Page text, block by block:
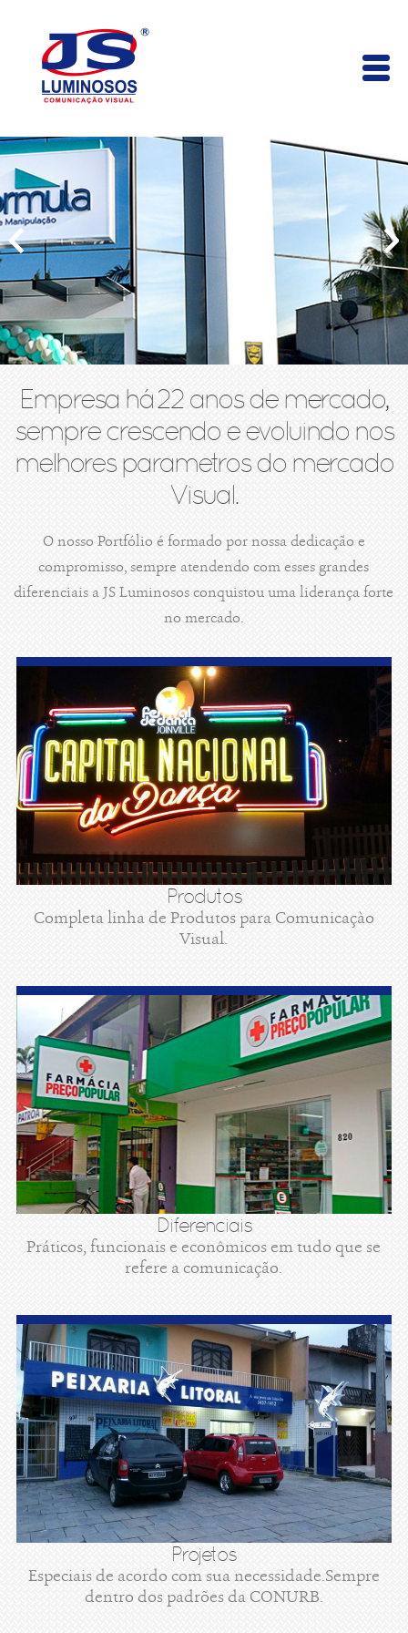
Empresa há 22 anos de mercado,
sempre crescendo e evoluindo nos
melhores parametros do mercado
Visual.
O nosso Portfólio é formado por nossa dedicação e
compromisso, sempre atendendo com esses grandes
diferenciais a JS Luminosos conquistou uma liderança forte
no mercado.
Produtos
Completa linha de Produtos para Comunicaçào
Visual.
Diferenciais
Práticos, funcionais e econômicos em tudo que se
refere a comunicação.
Projetos
Especiais de acordo com sua necessidade.Sempre
dentro dos padrões da CONURB.